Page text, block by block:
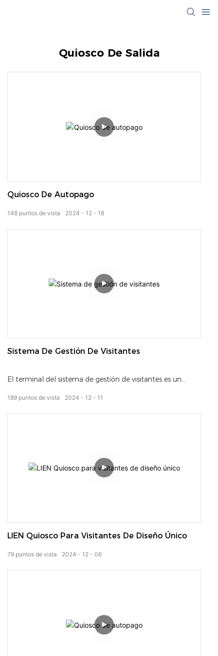
Quiosco De Salida
Quiosco De Autopago
2024 12 18
148 puntos de vista
Sistema De Gestión De Visitantes
El terminal del sistema de gestión de visitantes es un
los visitantes, autenticar la identidad y controlar el acceso
a través de funciones eficientes y convenientes, mejorando
2024 12 11
189 puntos de vista
LIEN Quiosco Para Visitantes De Diseño Único
2024 12 06
79 puntos de vista